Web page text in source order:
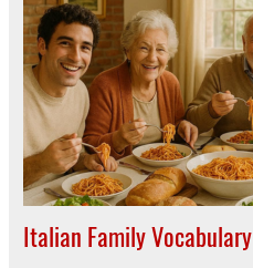
Italian Family Vocabulary